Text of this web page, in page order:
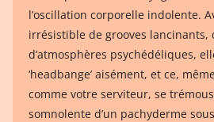
l’oscillation corporelle indolente.
irrésistible de grooves lancinants,
d’atmosphères psychédéliques,
‘headbange’ aisément, et ce,
comme votre serviteur, se
somnolente d’un pachyderme